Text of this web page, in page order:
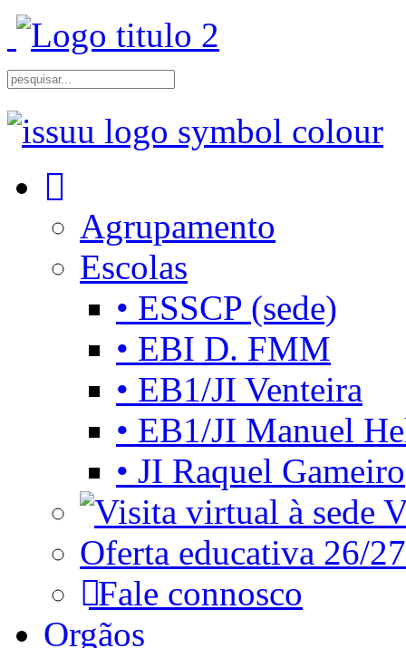
Agrupamento
Escolas
• ESSCP (sede)
• EBI D. FMM
• EB1/JI Venteira
• EB1/JI Manuel
• JI Raquel Gameiro
Oferta educativa 26/27
Fale connosco
Orgãos